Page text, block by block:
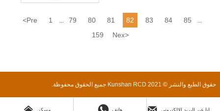
<Pre 1 79 80 81 82 83 84 85
159 Nex>
حقوق الطبع والنشر © 2021 Kunshan RCD جميع الحقوق محفوظة.
مسكن هاتف